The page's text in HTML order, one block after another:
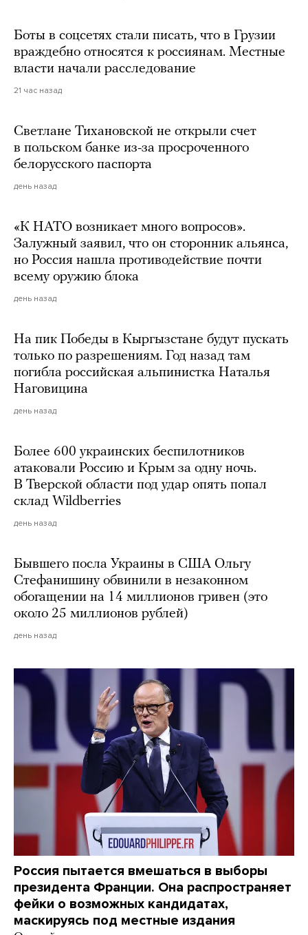
Боты в соцсетях стали писать, что в Грузии
враждебно относятся к россиянам. Местные
власти начали расследование
21 час назад
Светлане Тихановской не открыли счет
в польском банке из-за просроченного
белорусского паспорта
день назад
«К НАТО возникает много вопросов».
Залужный заявил, что он сторонник альянса,
но Россия нашла противодействие почти
всему оружию блока
день назад
На пик Победы в Кыргызстане будут пускать
только по разрешениям. Год назад там
погибла российская альпинистка Наталья
Наговицина
день назад
Более 600 украинских беспилотников
атаковали Россию и Крым за одну ночь.
В Тверской области под удар опять попал
склад Wildberries
день назад
Бывшего посла Украины в США Ольгу
Стефанишину обвинили в незаконном
обогащении на 14 миллионов гривен (это
около 25 миллионов рублей)
день назад
Россия пытается вмешаться в выборы
президента Франции. Она распространяет
фейки о возможных кандидатах,
маскируясь под местные издания